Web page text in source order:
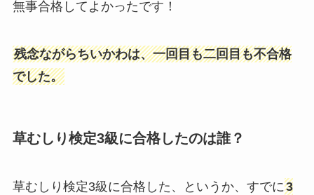
無事合格してよかったです！
残念ながらちいかわは、一回目も二回目も不合格
でした。
草むしり検定3級に合格したのは誰？
草むしり検定3級に合格した、というか、すでに3